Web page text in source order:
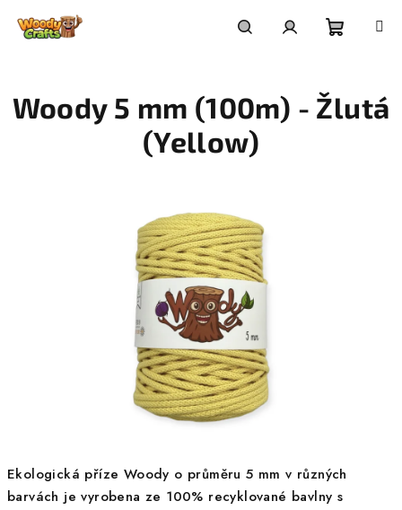
košík
Ekologická příze Woody o průměru 5 mm v různých
barvách je vyrobena ze 100% recyklované bavlny s
Woody 5 mm (100m) - Žlutá
(Yellow)